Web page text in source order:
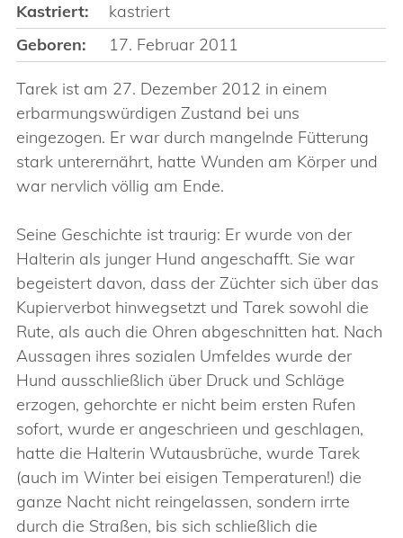
Kastriert:
kastriert
Geboren:
17. Februar 2011
Tarek ist am 27. Dezember 2012 in einem
erbarmungswürdigen Zustand bei uns
eingezogen. Er war durch mangelnde Fütterung
stark unterernährt, hatte Wunden am Körper und
war nervlich völlig am Ende.
Seine Geschichte ist traurig: Er wurde von der
Halterin als junger Hund angeschafft. Sie war
begeistert davon, dass der Züchter sich über das
Kupierverbot hinwegsetzt und Tarek sowohl die
Rute, als auch die Ohren abgeschnitten hat. Nach
Aussagen ihres sozialen Umfeldes wurde der
Hund ausschließlich über Druck und Schläge
erzogen, gehorchte er nicht beim ersten Rufen
sofort, wurde er angeschrieen und geschlagen,
hatte die Halterin Wutausbrüche, wurde Tarek
(auch im Winter bei eisigen Temperaturen!) die
ganze Nacht nicht reingelassen, sondern irrte
durch die Straßen, bis sich schließlich die